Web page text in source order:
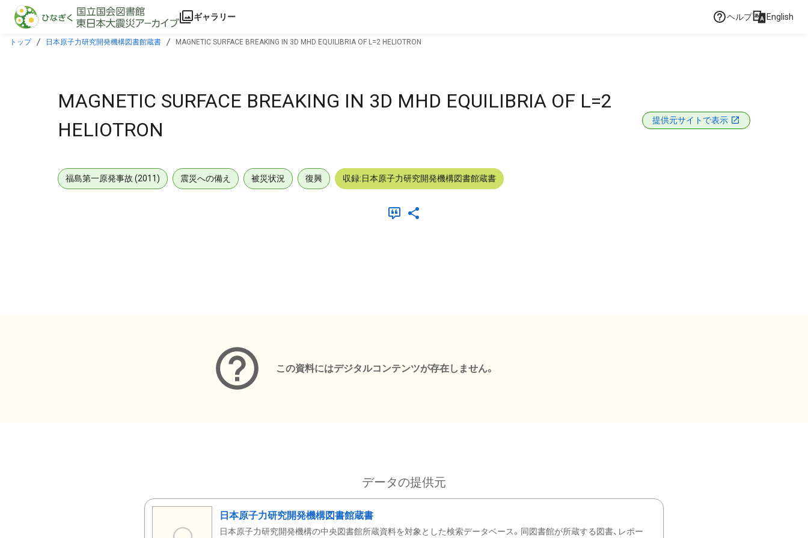
本文に飛ぶ
ギャラリー ヘルプ English
トップ 日本原子力研究開発機構図書館蔵書 MAGNETIC SURFACE BREAKING IN 3D MHD EQUILIBRIA OF L=2 HELIOTRON
MAGNETIC SURFACE BREAKING IN 3D MHD EQUILIBRIA OF L=2
HELIOTRON
提供元サイトで表示
福島第一原発事故 (2011) 震災への備え 被災状況 復興 収録:日本原子力研究開発機構図書館蔵書
この資料にはデジタルコンテンツが存在しません。
データの提供元
日本原子力研究開発機構図書館蔵書
日本原子力研究開発機構の中央図書館所蔵資料を対象とした検索データベース。同図書館が所蔵する図書、レポー